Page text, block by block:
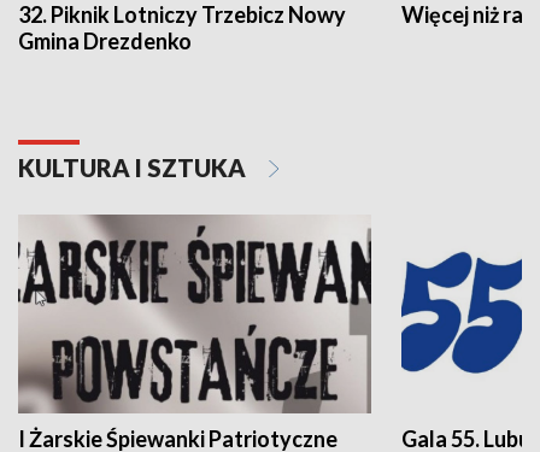
32. Piknik Lotniczy Trzebicz Nowy
Gmina Drezdenko
Więcej niż rajd
KULTURA I SZTUKA
I Żarskie Śpiewanki Patriotyczne
Gala 55.